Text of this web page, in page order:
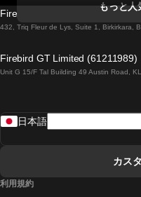
ダブリンから
ローマか
もっと人
Firebird GT Limited (OC 1451)
432, Triq Fleur de Lys, Suite 1, Birkirkara,
Firebird GT Limited (61211989)
Unit G 15/F Tal Building 49 Austin Road,
日本語
カス
利用規約